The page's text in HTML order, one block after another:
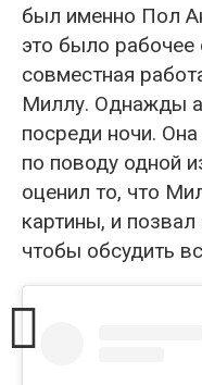
был именно Пол
это было
совместная
Миллу. Однажды
посреди ночи.
по поводу одной
оценил то, что
картины, и
чтобы обсудить